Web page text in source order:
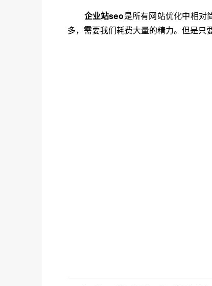
企业站seo是所有网站优化中相对
多，需要我们耗费大量的精力。但是只